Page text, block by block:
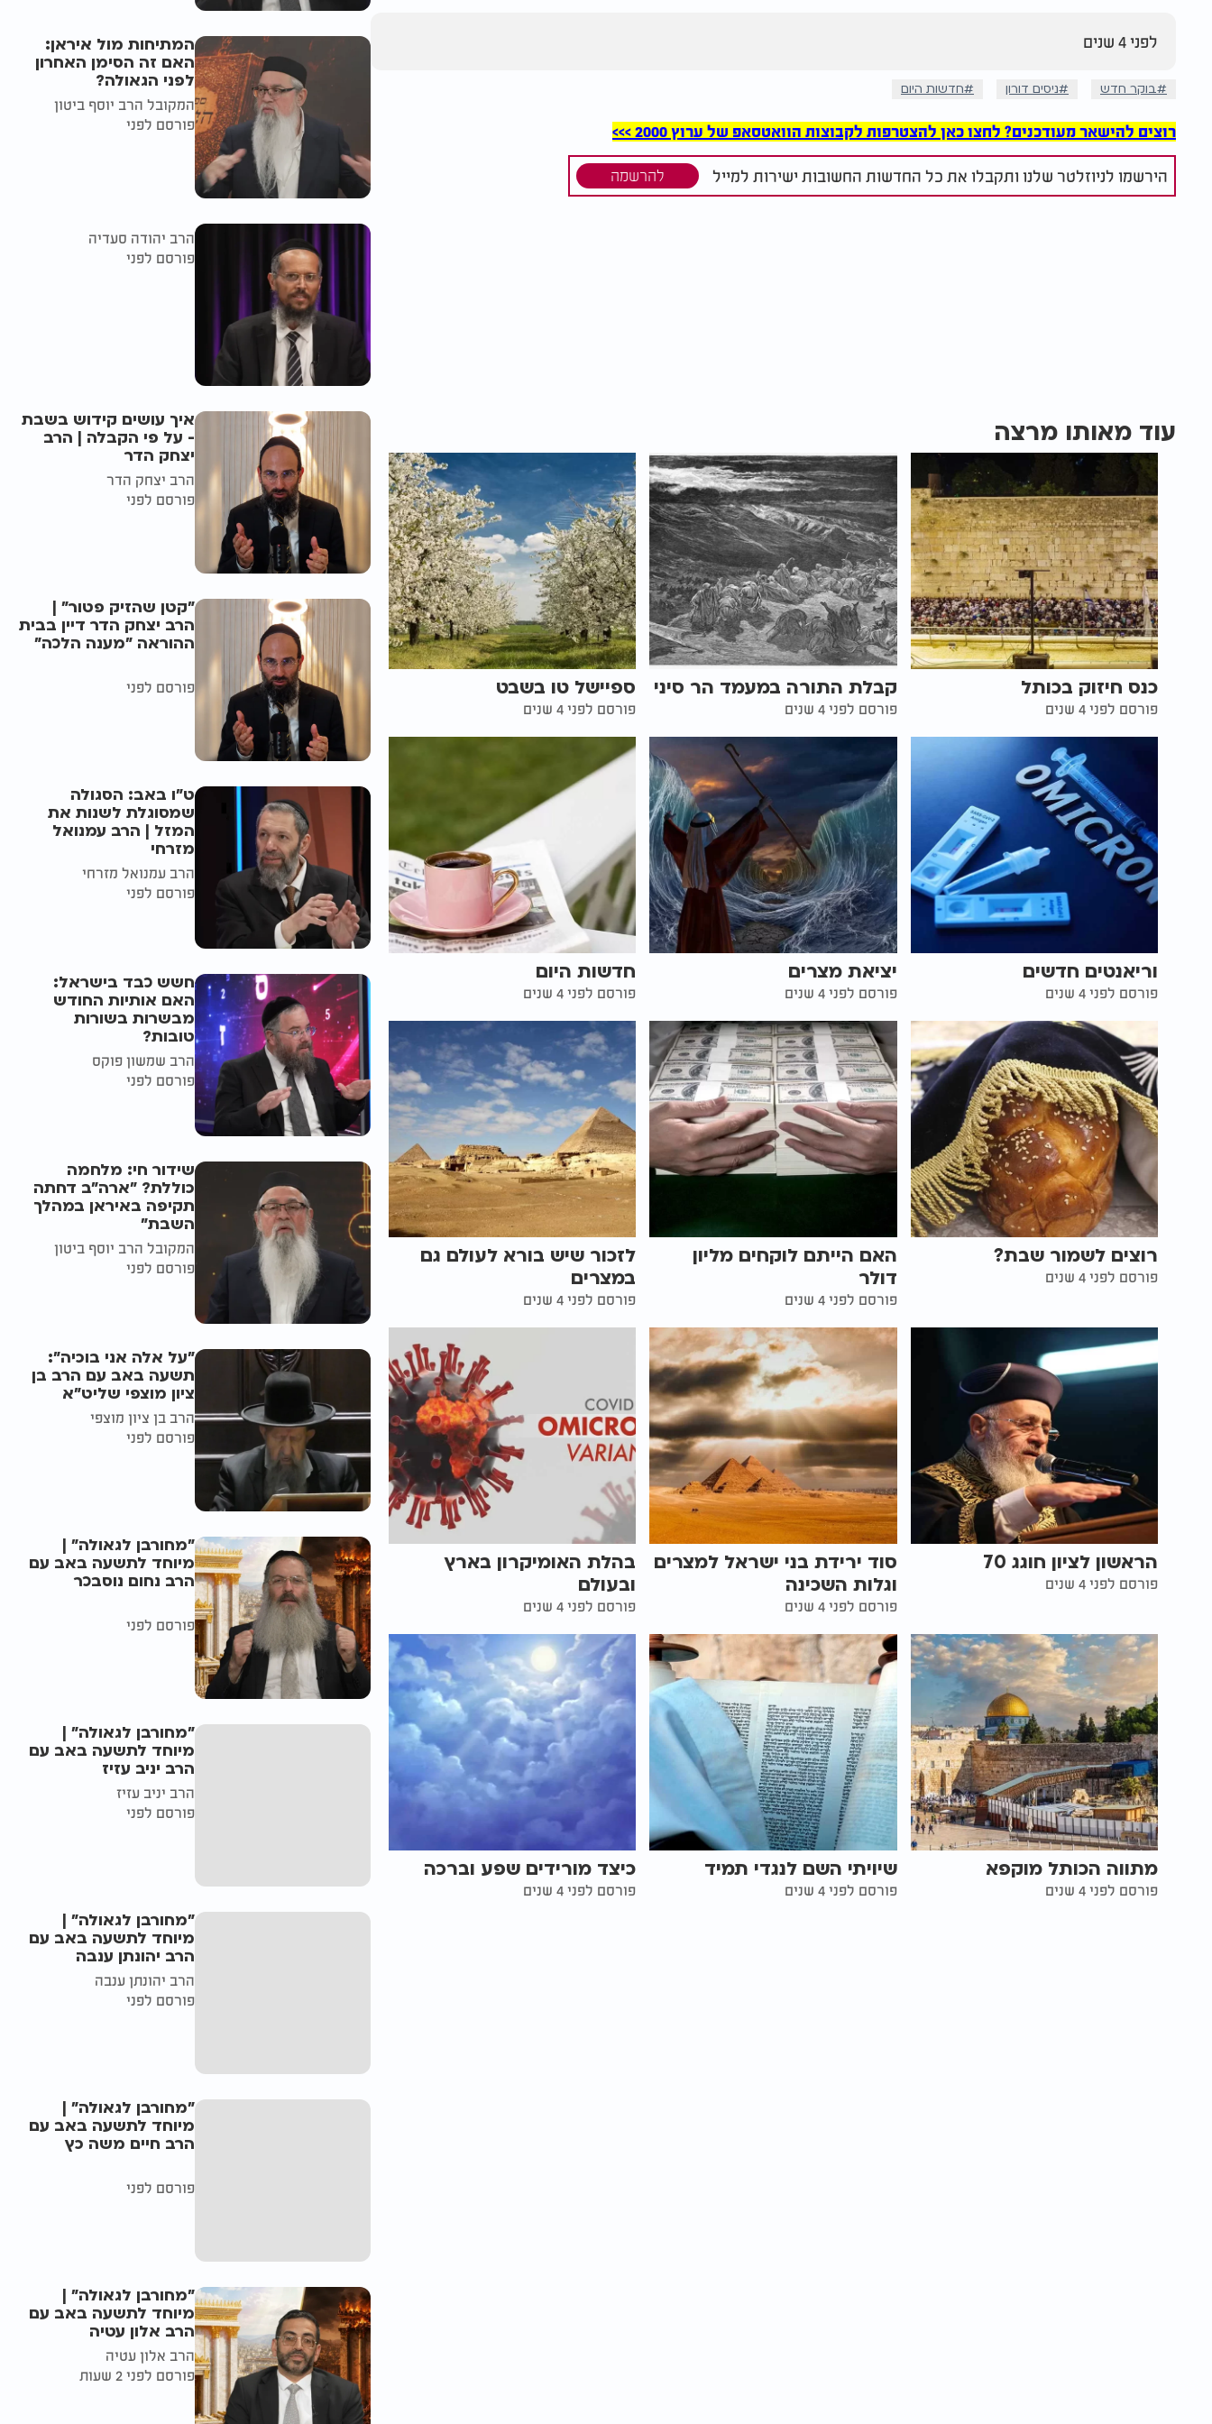
לפני 4 שנים
בוקר חדש ניסים דורון חדשות היום
רוצים להישאר מעודכנים? לחצו כאן להצטרפות לקבוצות הוואטסאפ של ערוץ 2000 >>>
הירשמו לניוזלטר שלנו ותקבלו את כל החדשות החשובות ישירות למייל להרשמה
עוד מאותו מרצה
כנס חיזוק בכותל
פורסם לפני 4 שנים
קבלת התורה במעמד הר סיני
פורסם לפני 4 שנים
ספיישל טו בשבט
פורסם לפני 4 שנים
וריאנטים חדשים
פורסם לפני 4 שנים
יציאת מצרים
פורסם לפני 4 שנים
חדשות היום
פורסם לפני 4 שנים
רוצים לשמור שבת?
פורסם לפני 4 שנים
האם הייתם לוקחים מליון
דולר
פורסם לפני 4 שנים
לזכור שיש בורא לעולם גם
במצרים
פורסם לפני 4 שנים
הראשון לציון חוגג 70
פורסם לפני 4 שנים
סוד ירידת בני ישראל למצרים
וגלות השכינה
פורסם לפני 4 שנים
בהלת האומיקרון בארץ
ובעולם
פורסם לפני 4 שנים
מתווה הכותל מוקפא
פורסם לפני 4 שנים
שיויתי השם לנגדי תמיד
פורסם לפני 4 שנים
כיצד מורידים שפע וברכה
פורסם לפני 4 שנים
המתיחות מול איראן:
האם זה הסימן האחרון
לפני הגאולה?
המקובל הרב יוסף ביטון
פורסם לפני
הרב יהודה סעדיה
פורסם לפני
איך עושים קידוש בשבת
- על פי הקבלה | הרב
יצחק הדר
הרב יצחק הדר
פורסם לפני
"קטן שהזיק פטור" |
הרב יצחק הדר דיין בבית
ההוראה "מענה הלכה"
פורסם לפני
ט"ו באב: הסגולה
שמסוגלת לשנות את
המזל | הרב עמנואל
מזרחי
הרב עמנואל מזרחי
פורסם לפני
חשש כבד בישראל:
האם אותיות החודש
מבשרות בשורות
טובות?
הרב שמשון פוקס
פורסם לפני
שידור חי: מלחמה
כוללת? ״ארה"ב דחתה
תקיפה באיראן במהלך
השבת״
המקובל הרב יוסף ביטון
פורסם לפני
"על אלה אני בוכיה":
תשעה באב עם הרב בן
ציון מוצפי שליט"א
הרב בן ציון מוצפי
פורסם לפני
"מחורבן לגאולה" |
מיוחד לתשעה באב עם
הרב נחום נוסבכר
פורסם לפני
"מחורבן לגאולה" |
מיוחד לתשעה באב עם
הרב יניב עזיז
הרב יניב עזיז
פורסם לפני
"מחורבן לגאולה" |
מיוחד לתשעה באב עם
הרב יהונתן ענבה
הרב יהונתן ענבה
פורסם לפני
"מחורבן לגאולה" |
מיוחד לתשעה באב עם
הרב חיים משה כץ
פורסם לפני
"מחורבן לגאולה" |
מיוחד לתשעה באב עם
הרב אלון עטיה
הרב אלון עטיה
פורסם לפני 2 שעות